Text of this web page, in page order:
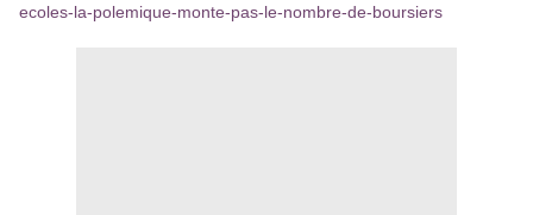
ecoles-la-polemique-monte-pas-le-nombre-de-boursiers